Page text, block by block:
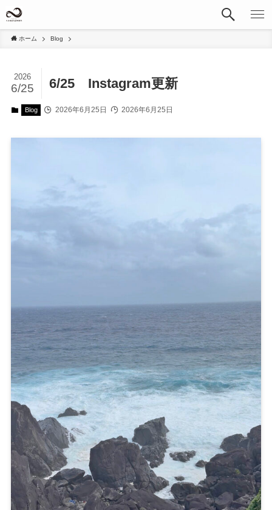
ホーム Blog
6/25 Instagram更新
2026
6/25
Blog 2026年6月25日 2026年6月25日